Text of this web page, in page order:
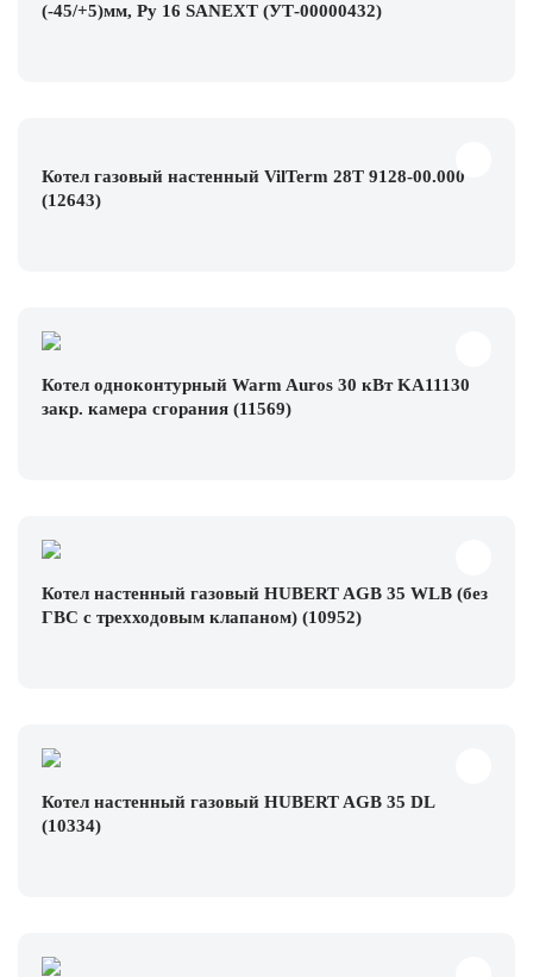
(-45/+5)мм, Ру 16 SANEXT (УТ-00000432)
Котел газовый настенный VilTerm 28T 9128-00.000
(12643)
Котел одноконтурный Warm Auros 30 кВт KA11130
закр. камера сгорания (11569)
Котел настенный газовый HUBERT AGB 35 WLB (без
ГВС с трехходовым клапаном) (10952)
Котел настенный газовый HUBERT AGB 35 DL
(10334)